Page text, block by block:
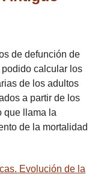
de defunción de
podido calcular los
de los adultos
a partir de los
que llama la
de la mortalidad
Evolución de la